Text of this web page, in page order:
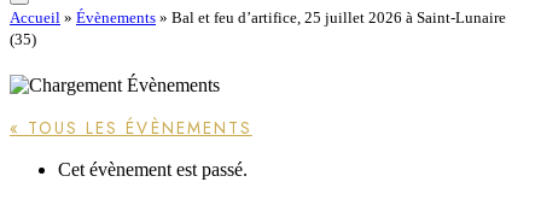
Accueil » Évènements » Bal et feu d’artifice, 25 juillet 2026 à Saint-Lunaire
(35)
« TOUS LES ÉVÈNEMENTS
Cet évènement est passé.